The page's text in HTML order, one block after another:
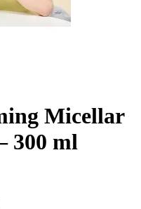
Micellar
300 ml